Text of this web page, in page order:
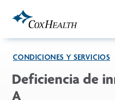
CONDICIONES Y SERVICIOS
Deficiencia de
A